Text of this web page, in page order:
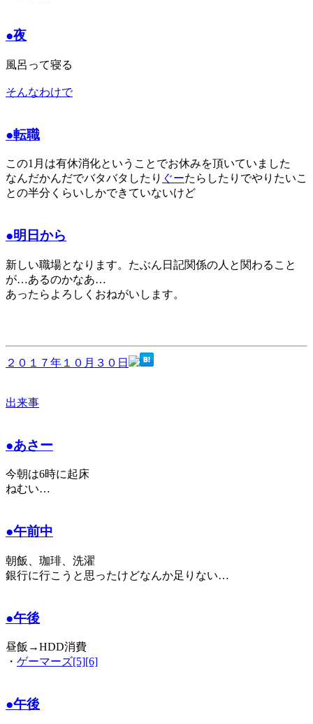
●夜
風呂って寝る
そんなわけで
●転職
この1月は有休消化ということでお休みを頂いていました
なんだかんだでバタバタしたり ぐーたらしたりでやりたいこ
との半分くらいしかできていないけど
●明日から
新しい職場となります。たぶん日記関係の人と関わること
が…あるのかなあ…
あったらよろしくおねがいします。
２０１７年１０月３０日
出来事
●あさー
今朝は6時に起床
ねむい…
●午前中
朝飯、珈琲、洗濯
銀行に行こうと思ったけどなんか足りない…
●午後
昼飯→HDD消費
・ ゲーマーズ[5][6]
●午後